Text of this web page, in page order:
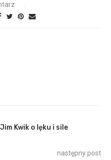
Kwik o lęku i sile
następny post